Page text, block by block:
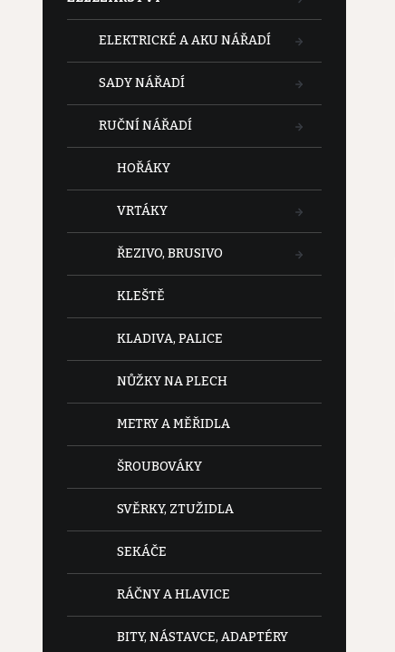
ELEKTRICKÉ A AKU NÁŘADÍ
SADY NÁŘADÍ
RUČNÍ NÁŘADÍ
HOŘÁKY
VRTÁKY
ŘEZIVO, BRUSIVO
KLEŠTĚ
KLADIVA, PALICE
NŮŽKY NA PLECH
METRY A MĚŘIDLA
ŠROUBOVÁKY
SVĚRKY, ZTUŽIDLA
SEKÁČE
RÁČNY A HLAVICE
BITY, NÁSTAVCE, ADAPTÉRY